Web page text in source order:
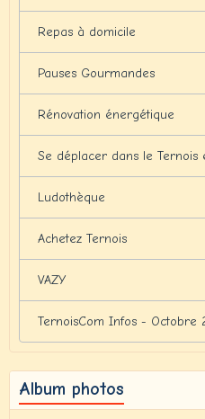
Repas à domicile
Pauses Gourmandes
Rénovation énergétique
Se déplacer dans le Ternois
Ludothèque
Achetez Ternois
VAZY
TernoisCom Infos - Octobre
Album photos